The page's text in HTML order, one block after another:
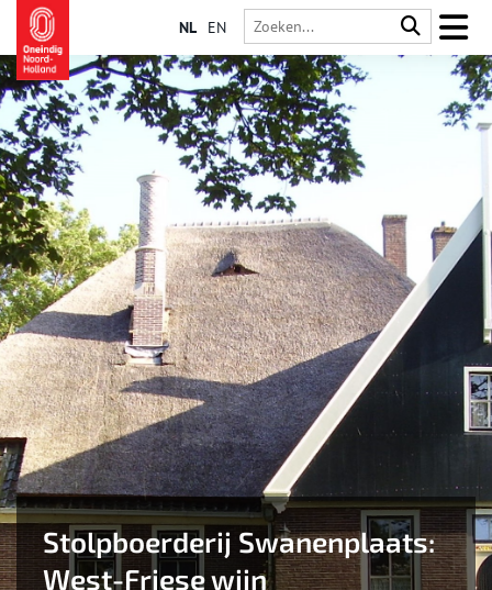
NL EN
Stolpboerderij Swanenplaats:
West-Friese wijn